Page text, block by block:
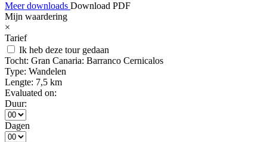
Meer downloads Download PDF
Mijn waardering
×
Tarief
Ik heb deze tour gedaan
Tocht: Gran Canaria: Barranco Cernicalos
Type: Wandelen
Lengte: 7,5 km
Evaluated on:
Duur:
Dagen